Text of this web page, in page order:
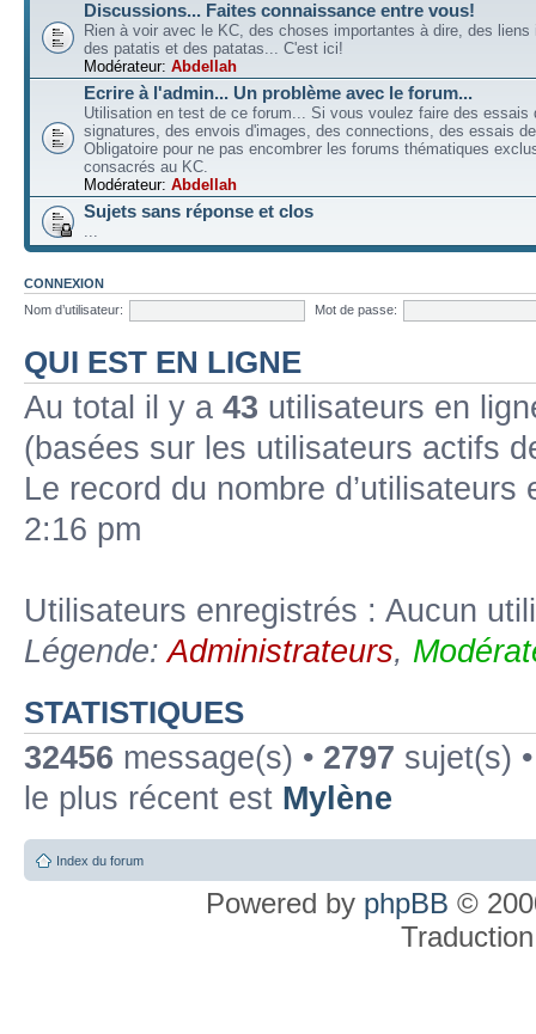
Discussions... Faites connaissance entre vous!
Rien à voir avec le KC, des choses importantes à dire, des liens
des patatis et des patatas... C'est ici!
Modérateur: Abdellah
Ecrire à l'admin... Un problème avec le forum...
Utilisation en test de ce forum... Si vous voulez faire des essais
signatures, des envois d'images, des connections, des essais
Obligatoire pour ne pas encombrer les forums thématiques
consacrés au KC.
Modérateur: Abdellah
Sujets sans réponse et clos
...
CONNEXION
Nom d’utilisateur:
Mot de passe:
QUI EST EN LIGNE
Au total il y a 43 utilisateurs en
(basées sur les utilisateurs actifs
Le record du nombre
2:16 pm
Utilisateurs enregistrés : Aucun
Légende:Administrateurs,
STATISTIQUES
32456 message(s) • 2797 sujet(s)
le plus récent est Mylène
Index du forum
Powered by phpBB ©